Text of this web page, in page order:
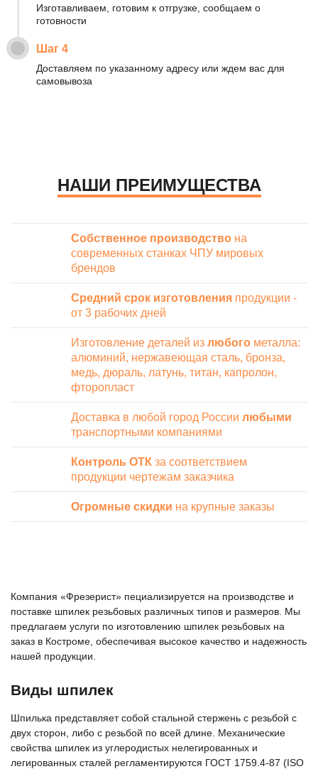
Изготавливаем, готовим к отгрузке, сообщаем о
готовности
Шаг 4
Доставляем по указанному адресу или ждем вас для
самовывоза
НАШИ ПРЕИМУЩЕСТВА
Собственное производство на
современных станках ЧПУ мировых
брендов
Средний срок изготовления продукции -
от 3 рабочих дней
Изготовление деталей из любого металла:
алюминий, нержавеющая сталь, бронза,
медь, дюраль, латунь, титан, капролон,
фторопласт
Доставка в любой город России любыми
транспортными компаниями
Контроль ОТК за соответствием
продукции чертежам заказчика
Огромные скидки на крупные заказы
Компания «Фрезерист» пециализируется на производстве и
поставке шпилек резьбовых различных типов и размеров. Мы
предлагаем услуги по изготовлению шпилек резьбовых на
заказ в Костроме, обеспечивая высокое качество и надежность
нашей продукции.
Виды шпилек
Шпилька представляет собой стальной стержень с резьбой с
двух сторон, либо с резьбой по всей длине. Механические
свойства шпилек из углеродистых нелегированных и
легированных сталей регламентируются ГОСТ 1759.4-87 (ISO